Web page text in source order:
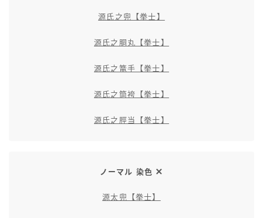
源氏之兜【拳士】
源氏之胴丸【拳士】
源氏之篭手【拳士】
源氏之筒袴【拳士】
源氏之脛当【拳士】
ノーマル 染色
源太兜【拳士】